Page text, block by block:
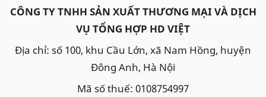
CÔNG TY TNHH SẢN XUẤT THƯƠNG MẠI VÀ DỊCH
VỤ TỔNG HỢP HD VIỆT
Địa chỉ: số 100, khu Cầu Lớn, xã Nam Hồng, huyện
Đông Anh, Hà Nội
Mã số thuế: 0108754997